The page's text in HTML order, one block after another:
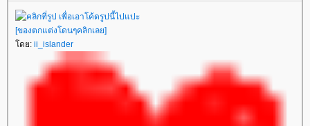
[ของตกแต่งโดนๆคลิกเลย]
ดย: ii_islander